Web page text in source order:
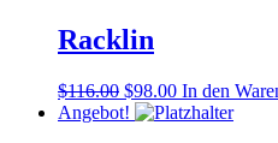
Racklin
$116.00 $98.00 In den
Angebot!